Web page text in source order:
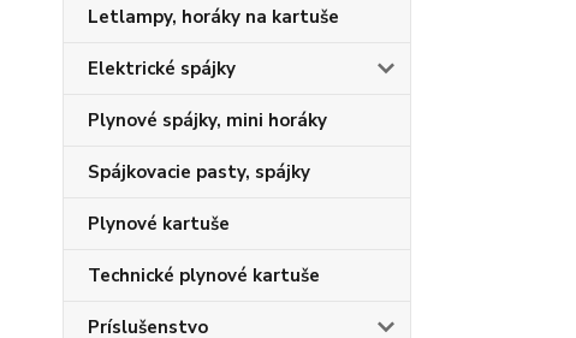
Letlampy, horáky na kartuše
Elektrické spájky
Plynové spájky, mini horáky
Spájkovacie pasty, spájky
Plynové kartuše
Technické plynové kartuše
Príslušenstvo